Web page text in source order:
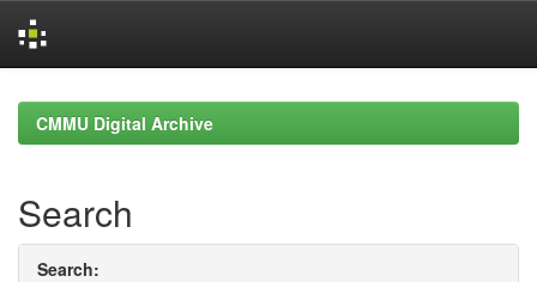
navigationCMMU Digital Archive
Search
Search: